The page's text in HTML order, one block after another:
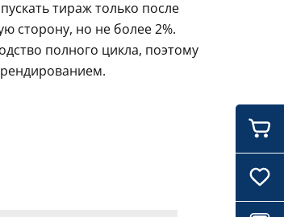
тираж только после
сторону, но не более 2%.
полного цикла, поэтому